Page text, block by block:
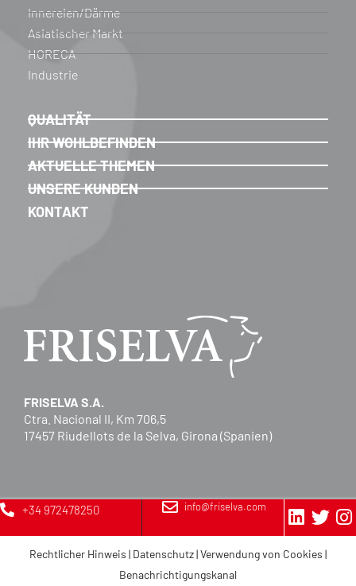
FRISELVA S.A.
Ctra. Nacional II, Km 706,5
17457 Riudellots de la Selva, Girona (Spanien)
Innereien/Därme
Asiatischer Markt
HORECA
Industrie
QUALITÄT
IHR WOHLBEFINDEN
AKTUELLE THEMEN
UNSERE KUNDEN
KONTAKT
+34 972478250 info@friselva.com
Rechtlicher Hinweis | Datenschutz|Verwendung von Cookies |
Benachrichtigungskanal